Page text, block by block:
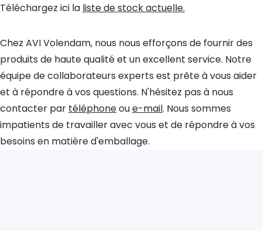
Téléchargez ici la liste de stock actuelle.
Chez AVI Volendam, nous nous efforçons de fournir des
produits de haute qualité et un excellent service. Notre
équipe de collaborateurs experts est prête à vous aider
et à répondre à vos questions. N'hésitez pas à nous
contacter par téléphoneoue-mail. Nous sommes
impatients de travailler avec vous et de répondre à vos
besoins en matière d'emballage.